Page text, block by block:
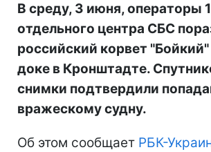
В среду, 3 июня, операторы
отдельного центра СБС
российский корвет
доке в Кронштадте.
снимки подтвердили
вражескому судну.
Об этом сообщает РБК-